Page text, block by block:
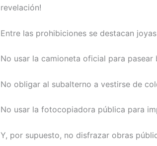
revelación!
Entre las prohibiciones se destacan
No usar la camioneta oficial para pasear
No obligar al subalterno a vestirse de
No usar la fotocopiadora pública para
Y, por supuesto, no disfrazar obras